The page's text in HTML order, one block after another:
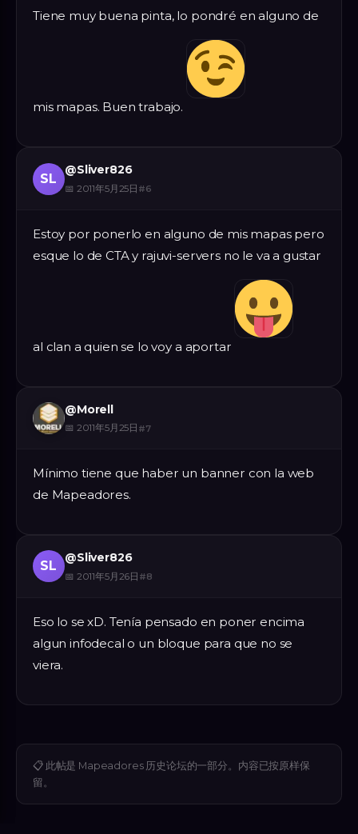
Tiene muy buena pinta, lo pondré en alguno de
mis mapas. Buen trabajo.
SL
@Sliver826
📅 2011年5月25日 #6
Estoy por ponerlo en alguno de mis mapas pero
esque lo de CTA y rajuvi-servers no le va a gustar
al clan a quien se lo voy a aportar
@Morell
📅 2011年5月25日 #7
Mínimo tiene que haber un banner con la web
de Mapeadores.
SL
@Sliver826
📅 2011年5月26日 #8
Eso lo se xD. Tenía pensado en poner encima
algun infodecal o un bloque para que no se
viera.
📋 此帖是 Mapeadores 历史论坛的一部分。内容已按原样保
留。